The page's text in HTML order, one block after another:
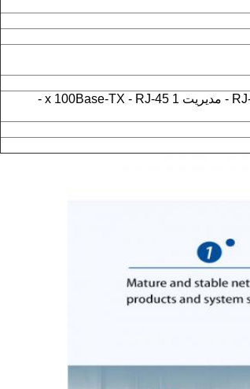
24 x 1000Base-T - RJ-45 4 x - SFP 1 x کنسول - RJ-45 - مدیریت 1 x 100Base-TX - RJ-45 -